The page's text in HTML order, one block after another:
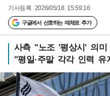
기사등록 2026/05/18 15:59:16
구글에서 선호하는 매체로 추가
사측 "노조 '평상시' 의미
"평일·주말 각각 인력 유